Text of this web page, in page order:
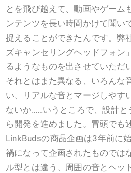
とを飛び越えて、動画やゲーム
ンテンツを長い時間かけて聞い
捉えることができたんです。弊
ズキャンセリングヘッドフォン
るようなものを出させていただ
それとはまた異なる、いろんな
い、リアルな音とマージしやす
ないか……いうところで、設計と
ら開発を進めました。冒頭でも
LinkBudsの商品企画は3年前に
禍になって企画されたものでは
ル型とは違う、周囲の音とヘッ